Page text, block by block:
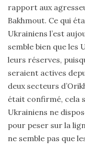
rapport aux
Bakhmout. Ce qui
Ukrainiens l’est
semble bien que les
leurs réserves,
seraient actives
deux secteurs
était confirmé, cela
Ukrainiens ne
pour peser sur la
ne semble pas que